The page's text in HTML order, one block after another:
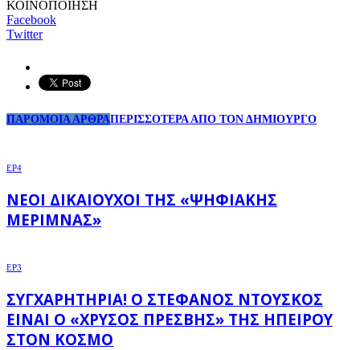
ΚΟΙΝΟΠΟΙΗΣΗ
Facebook
Twitter
ΠΑΡΟΜΟΙΑ ΑΡΘΡΑΠΕΡΙΣΣΟΤΕΡΑ ΑΠΟ ΤΟΝ ΔΗΜΙΟΥΡΓΟ
EP4
ΝΈΟΙ ΔΙΚΑΙΟΎΧΟΙ ΤΗΣ «ΨΗΦΙΑΚΉΣ
ΜΈΡΙΜΝΑΣ»
EP3
ΣΥΓΧΑΡΗΤΉΡΙΑ! Ο ΣΤΈΦΑΝΟΣ ΝΤΟΎΣΚΟΣ
ΕΊΝΑΙ Ο «ΧΡΥΣΌΣ ΠΡΈΣΒΗΣ» ΤΗΣ ΗΠΕΊΡΟΥ
ΣΤΟΝ ΚΌΣΜΟ